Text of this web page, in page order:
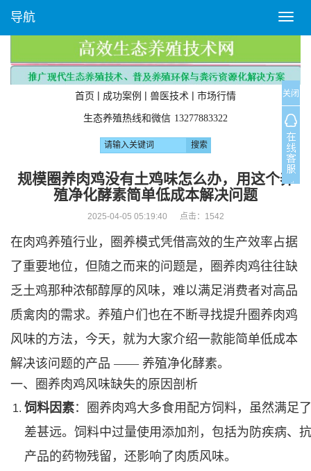
T
o
g
l
e
n
a
v
i
g
a
n
导航
首页 | 成功案例 | 兽医技术 | 市场行情
生态养殖热线和微信 13277883322
规模圈养肉鸡没有土鸡味怎么办，用这个养
殖净化酵素简单低成本解决问题
2025-04-05 05:19:40 点击： 1542
在肉鸡养殖行业，圈养模式凭借高效的生产效率占据
了重要地位，但随之而来的问题是，圈养肉鸡往往缺
乏土鸡那种浓郁醇厚的风味，难以满足消费者对高品
质禽肉的需求。养殖户们也在不断寻找提升圈养肉鸡
风味的方法，今天，就为大家介绍一款能简单低成本
解决该问题的产品 —— 养殖净化酵素。
一、圈养肉鸡风味缺失的原因剖析
饲料因素：圈养肉鸡大多食用配方饲料，虽然满足
差甚远。饲料中过量使用添加剂，包括为防疾病、
产品的药物残留，还影响了肉质风味。
关闭